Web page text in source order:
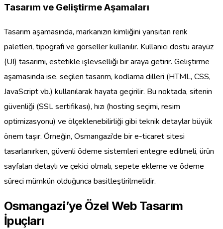
Tasarım ve Geliştirme Aşamaları
Tasarım aşamasında, markanızın kimliğini yansıtan renk
paletleri, tipografi ve görseller kullanılır. Kullanıcı dostu arayüz
(UI) tasarımı, estetikle işlevselliği bir araya getirir. Geliştirme
aşamasında ise, seçilen tasarım, kodlama dilleri (HTML, CSS,
JavaScript vb.) kullanılarak hayata geçirilir. Bu noktada, sitenin
güvenliği (SSL sertifikası), hızı (hosting seçimi, resim
optimizasyonu) ve ölçeklenebilirliği gibi teknik detaylar büyük
önem taşır. Örneğin, Osmangazi’de bir e-ticaret sitesi
tasarlanırken, güvenli ödeme sistemleri entegre edilmeli, ürün
sayfaları detaylı ve çekici olmalı, sepete ekleme ve ödeme
süreci mümkün olduğunca basitleştirilmelidir.
Osmangazi’ye Özel Web Tasarım
İpuçları